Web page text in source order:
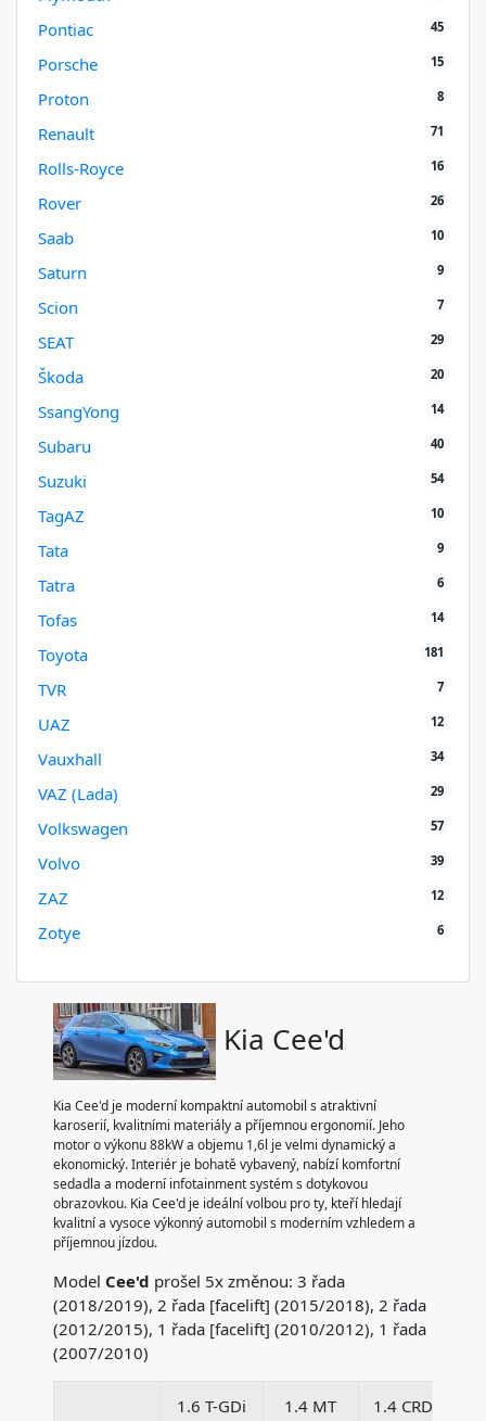
Pontiac 45
Porsche 15
Proton 8
Renault 71
Rolls-Royce 16
Rover 26
Saab 10
Saturn 9
Scion 7
SEAT 29
Škoda 20
SsangYong 14
Subaru 40
Suzuki 54
TagAZ 10
Tata 9
Tatra 6
Tofas 14
Toyota 181
TVR 7
UAZ 12
Vauxhall 34
VAZ (Lada) 29
Volkswagen 57
Volvo 39
ZAZ 12
Zotye 6
Kia Cee'd
Kia Cee'd je moderní kompaktní automobil s atraktivní
karoserií, kvalitními materiály a příjemnou ergonomií. Jeho
motor o výkonu 88kW a objemu 1,6l je velmi dynamický a
ekonomický. Interiér je bohatě vybavený, nabízí komfortní
sedadla a moderní infotainment systém s dotykovou
obrazovkou. Kia Cee'd je ideální volbou pro ty, kteří hledají
kvalitní a vysoce výkonný automobil s moderním vzhledem a
příjemnou jízdou.
Model Cee'd prošel 5x změnou: 3 řada
(2018/2019), 2 řada [facelift] (2015/2018), 2 řada
(2012/2015), 1 řada [facelift] (2010/2012), 1 řada
(2007/2010)
1.6 T-GDi
1.4 MT
1.4 CRDi